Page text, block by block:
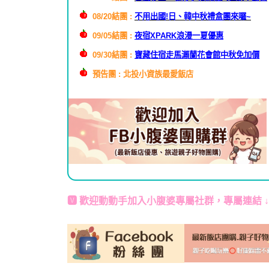
08/20結團 : 不用出國!日、韓中秋禮盒團來囉~
09/05結團 : 夜宿XPARK浪漫一夏優惠
09/30結團 : 寶藏住宿走馬瀨蘭花會館中秋免加價
預告團 : 北投小資族最愛飯店
🆅 歡迎動動手加入小腹婆專屬社群 ，專屬連結